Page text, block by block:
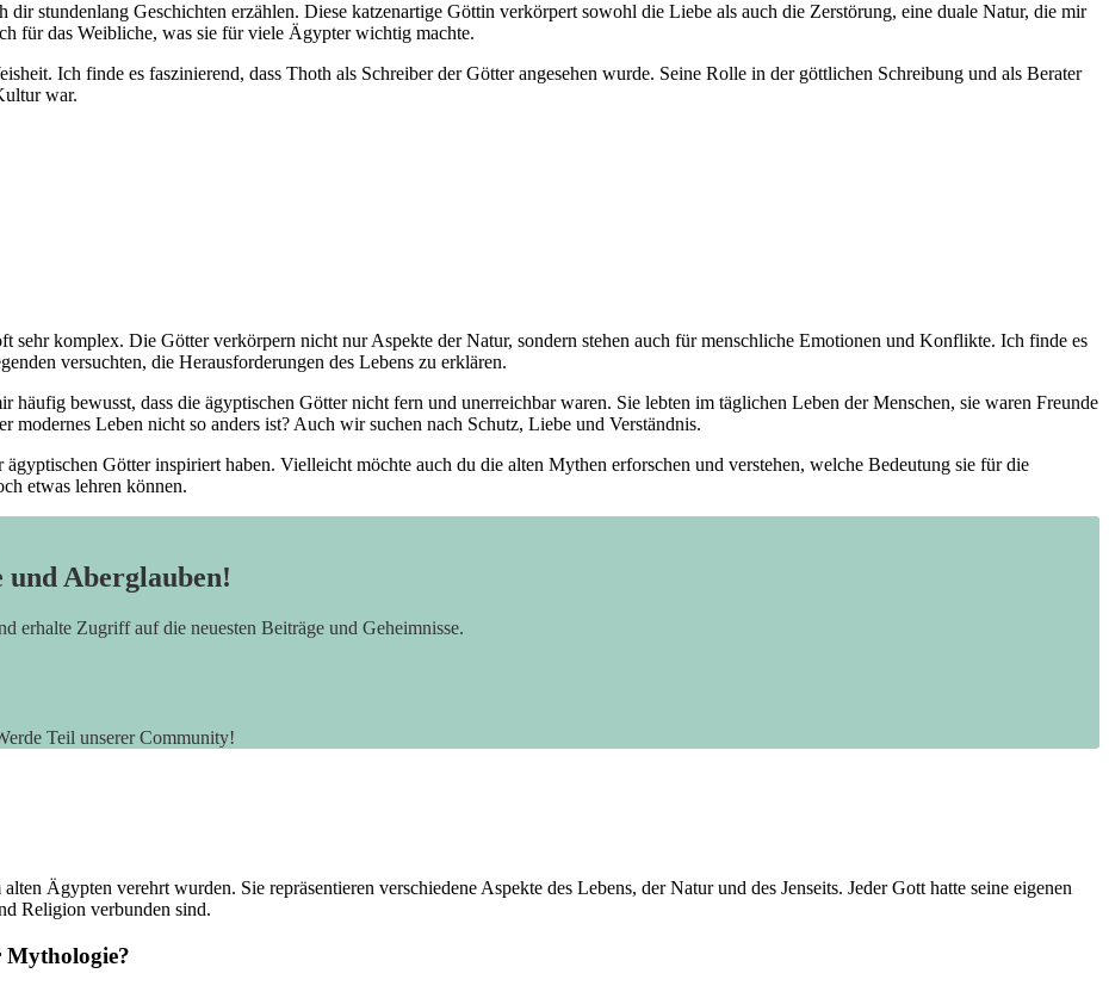
dir stundenlang Geschichten⁣ erzählen. Diese katzenartige Göttin verkörpert sowohl die Liebe als auch die Zerstörung, eine duale Natur,​ die mir
für das Weibliche, was sie für viele Ägypter wichtig machte.
Ich finde es faszinierend,​ dass Thoth ‌als Schreiber der Götter angesehen wurde. Seine Rolle in der göttlichen Schreibung⁢ und als Berater
war.
‌komplex. Die Götter verkörpern nicht nur Aspekte der Natur, sondern stehen auch für menschliche Emotionen und Konflikte. Ich‍ finde ‌es
versuchten, ⁤die Herausforderungen des Lebens zu ​erklären.
bewusst, dass die ägyptischen‌ Götter nicht fern und unerreichbar waren. Sie lebten ​im täglichen Leben der ⁤Menschen, sie⁤ waren Freunde
modernes Leben ‌nicht so anders ist? Auch wir suchen⁢ nach Schutz,⁢ Liebe und Verständnis.
Götter inspiriert haben. Vielleicht möchte auch du die alten Mythen erforschen und⁣ verstehen, welche ⁢Bedeutung sie für die
etwas lehren können.
Aberglauben!
erhalte Zugriff auf die neuesten Beiträge und Geheimnisse.
Teil unserer Community!
Ägypten verehrt wurden. ⁢Sie repräsentieren verschiedene Aspekte des Lebens, der‍ Natur und des Jenseits. Jeder ⁣Gott hatte seine⁢ eigenen
Religion verbunden sind.
Mythologie?